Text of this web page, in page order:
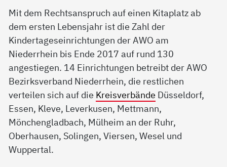
Mit dem Rechtsanspruch auf einen Kitaplatz ab
dem ersten Lebensjahr ist die Zahl der
Kindertageseinrichtungen der AWO am
Niederrhein bis Ende 2017 auf rund 130
angestiegen. 14 Einrichtungen betreibt der AWO
Bezirksverband Niederrhein, die restlichen
verteilen sich auf die Kreisverbände Düsseldorf,
Essen, Kleve, Leverkusen, Mettmann,
Mönchengladbach, Mülheim an der Ruhr,
Oberhausen, Solingen, Viersen, Wesel und
Wuppertal.